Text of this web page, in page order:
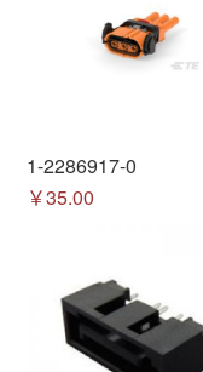
1-2286917-0
￥35.00